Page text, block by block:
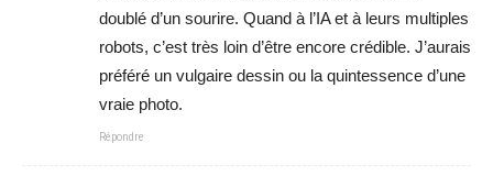
doublé d’un sourire. Quand à l’IA et à leurs multiples
robots, c’est très loin d’être encore crédible. J’aurais
préféré un vulgaire dessin ou la quintessence d’une
vraie photo.
Répondre